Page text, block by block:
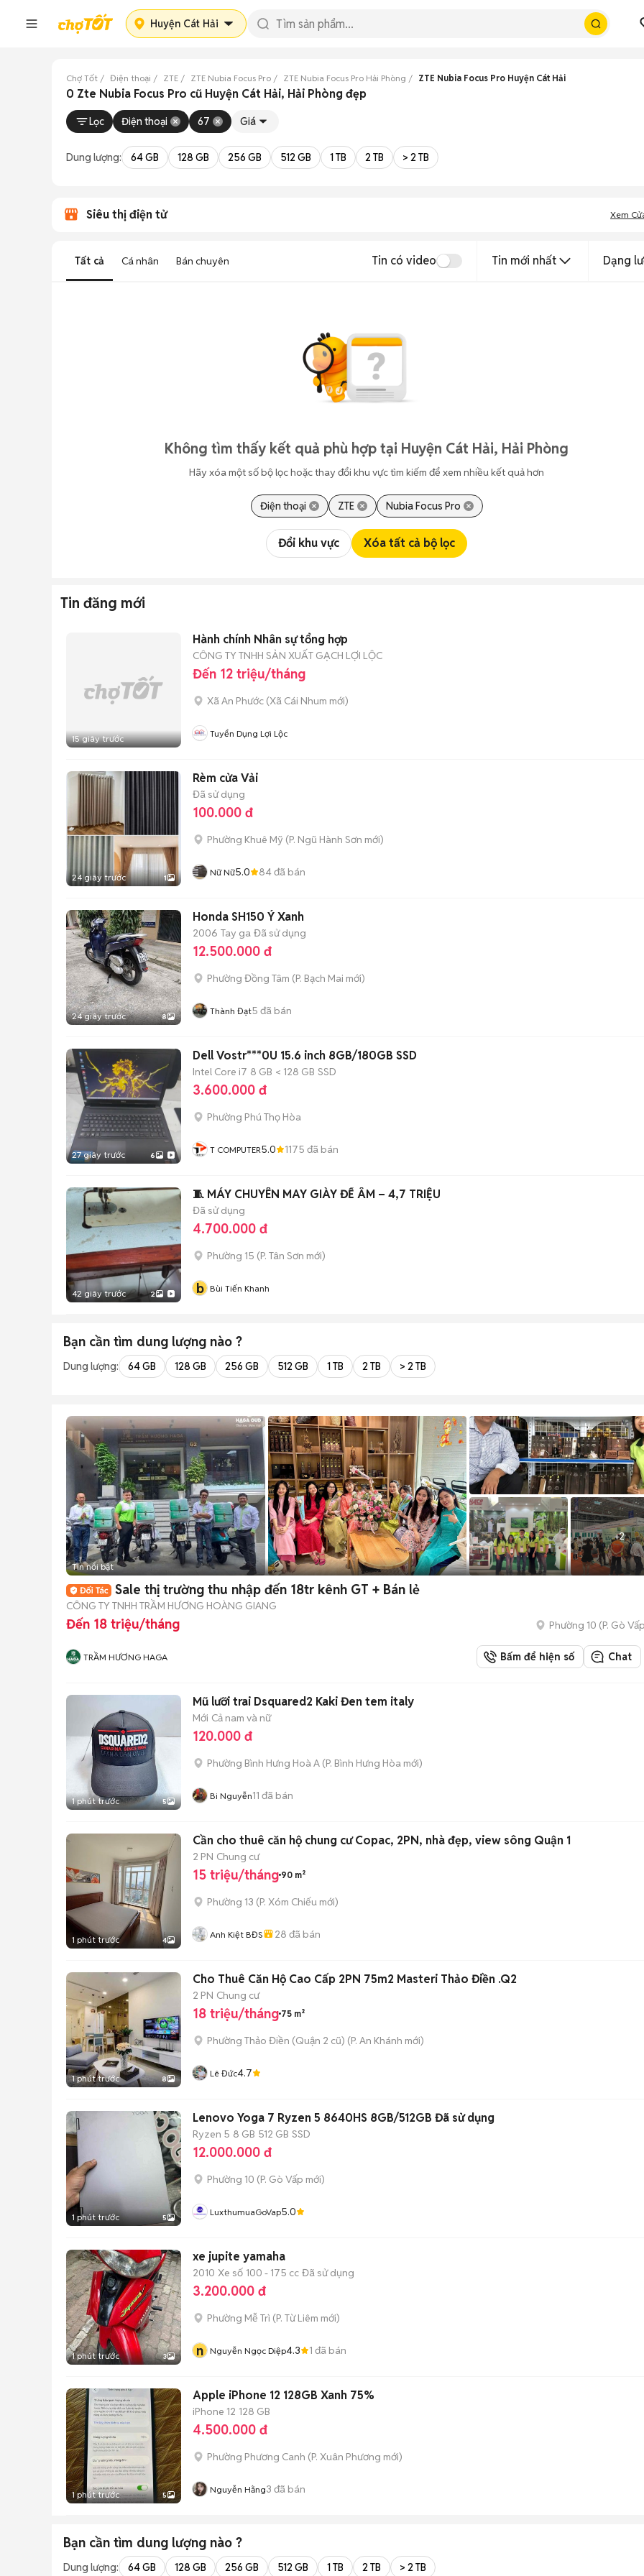
Huyện Cát Hải
Chợ Tốt Điện thoại ZTE ZTE Nubia Focus Pro ZTE Nubia Focus Pro Hải Phòng ZTE Nubia Focus Pro Huyện Cát Hải
0 Zte Nubia Focus Pro cũ Huyện Cát Hải, Hải Phòng đẹp
Lọc Điện thoại 67 Giá
Dung lượng: 64 GB 128 GB 256 GB 512 GB 1 TB 2 TB > 2 TB
Siêu thị điện tử Xem
Tất cả Cá nhân Bán chuyên Tin có video Tin mới nhất Dạng
Không tìm thấy kết quả phù hợp tại Huyện Cát Hải, Hải Phòng
Hãy xóa một số bộ lọc hoặc thay đổi khu vực tìm kiếm để xem nhiều kết quả hơn
Điện thoại ZTE Nubia Focus Pro
Đổi khu vực Xóa tất cả bộ lọc
Tin đăng mới
15 giây trước
Hành chính Nhân sự tổng hợp
CÔNG TY TNHH SẢN XUẤT GẠCH LỢI LỘC
Đến 12 triệu/tháng
Xã An Phước (Xã Cái Nhum mới)
Tuyển Dụng Lợi Lộc
24 giây trước 1
Rèm cửa Vải
Đã sử dụng
100.000 đ
Phường Khuê Mỹ (P. Ngũ Hành Sơn mới)
Nữ Nữ5.0 84đã bán
24 giây trước 8
Honda SH150 Ý Xanh
2006 Tay ga Đã sử dụng
12.500.000 đ
Phường Đồng Tâm (P. Bạch Mai mới)
Thành Đạt5 đã bán
27 giây trước 6
Dell Vostr***0U 15.6 inch 8GB/180GB SSD
Intel Core i7 8 GB < 128 GB SSD
3.600.000 đ
Phường Phú Thọ Hòa
T COMPUTER5.0 1175 đã bán
42 giây trước 2
🧵 MÁY CHUYÊN MAY GIÀY ĐẾ ÂM – 4,7 TRIỆU
Đã sử dụng
4.700.000 đ
Phường 15 (P. Tân Sơn mới)
b Bùi Tiến Khanh
Bạn cần tìm dung lượng nào ?
Dung lượng: 64 GB 128 GB 256 GB 512 GB 1 TB 2 TB > 2 TB
+2
Tin nổi bật
Sale thị trường thu nhập đến 18tr kênh GT + Bán lẻ
CÔNG TY TNHH TRẦM HƯƠNG HOÀNG GIANG
Đến 18 triệu/tháng Phường 10 (P. Gò
TRẦM HƯƠNG HAGA Bấm để hiện số Chat
1 phút trước 5
Mũ lưỡi trai Dsquared2 Kaki Đen tem italy
Mới Cả nam và nữ
120.000 đ
Phường Bình Hưng Hoà A (P. Bình Hưng Hòa mới)
Bi Nguyễn11 đã bán
1 phút trước 4
Cần cho thuê căn hộ chung cư Copac, 2PN, nhà đẹp, view sông Quận 1
2 PN Chung cư
15 triệu/tháng 90 m²
Phường 13 (P. Xóm Chiếu mới)
Anh Kiệt BĐS 28 đã bán
1 phút trước 8
Cho Thuê Căn Hộ Cao Cấp 2PN 75m2 Masteri Thảo Điền .Q2
2 PN Chung cư
18 triệu/tháng 75 m²
Phường Thảo Điền (Quận 2 cũ) (P. An Khánh mới)
Lê Đức4.7
1 phút trước 5
Lenovo Yoga 7 Ryzen 5 8640HS 8GB/512GB Đã sử dụng
Ryzen 5 8 GB 512 GB SSD
12.000.000 đ
Phường 10 (P. Gò Vấp mới)
LuxthumuaGoVap5.0
1 phút trước 3
xe jupite yamaha
2010 Xe số 100 - 175 cc Đã sử dụng
3.200.000 đ
Phường Mễ Trì (P. Từ Liêm mới)
n Nguyễn Ngọc Diệp4.3 1 đã bán
1 phút trước 5
Apple iPhone 12 128GB Xanh 75%
iPhone 12 128 GB
4.500.000 đ
Phường Phương Canh (P. Xuân Phương mới)
Nguyễn Hằng3 đã bán
Bạn cần tìm dung lượng nào ?
Dung lượng: 64 GB 128 GB 256 GB 512 GB 1 TB 2 TB > 2 TB